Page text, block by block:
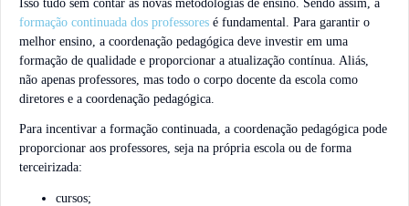
Isso tudo sem contar as novas metodologias de ensino. Sendo assim, a
formação continuada dos professores é fundamental. Para garantir o
melhor ensino, a coordenação pedagógica deve investir em uma
formação de qualidade e proporcionar a atualização contínua. Aliás,
não apenas professores, mas todo o corpo docente da escola como
diretores e a coordenação pedagógica.
Para incentivar a formação continuada, a coordenação pedagógica pode
proporcionar aos professores, seja na própria escola ou de forma
terceirizada:
cursos;